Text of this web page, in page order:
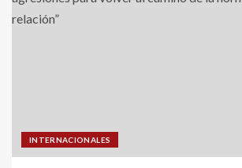
INTERNACIONALES